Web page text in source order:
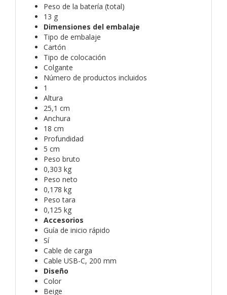
Peso de la batería (total)
13 g
Dimensiones del embalaje
Tipo de embalaje
Cartón
Tipo de colocación
Colgante
Número de productos incluidos
1
Altura
25,1 cm
Anchura
18 cm
Profundidad
5 cm
Peso bruto
0,303 kg
Peso neto
0,178 kg
Peso tara
0,125 kg
Accesorios
Guía de inicio rápido
Sí
Cable de carga
Cable USB-C, 200 mm
Diseño
Color
Beige